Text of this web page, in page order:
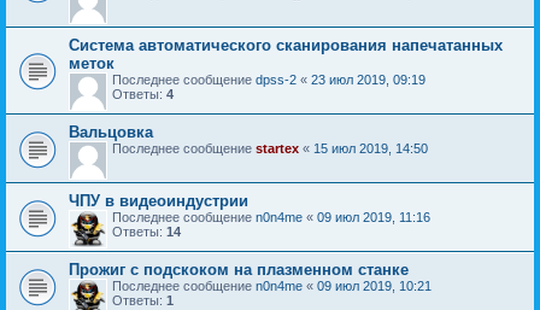
Система автоматического сканирования напечатанных
меток
Последнее сообщение dpss-2 « 23 июл 2019, 09:19
Ответы: 4
Вальцовка
Последнее сообщение startex « 15 июл 2019, 14:50
ЧПУ в видеоиндустрии
Последнее сообщение n0n4me « 09 июл 2019, 11:16
Ответы: 14
Прожиг с подскоком на плазменном станке
Последнее сообщение n0n4me « 09 июл 2019, 10:21
Ответы: 1